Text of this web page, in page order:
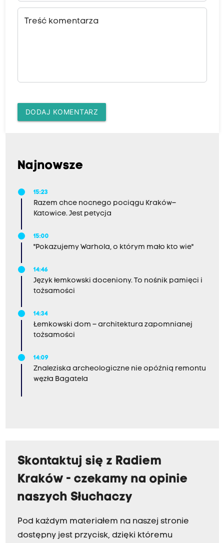
Treść komentarza
DODAJ KOMENTARZ
Najnowsze
15:23
Razem chce nocnego pociągu Kraków–
Katowice. Jest petycja
15:00
"Pokazujemy Warhola, o którym mało kto wie"
14:46
Język łemkowski doceniony. To nośnik pamięci i
tożsamości
14:34
Łemkowski dom – architektura zapomnianej
tożsamości
14:09
Znaleziska archeologiczne nie opóźnią remontu
węzła Bagatela
Skontaktuj się z Radiem
Kraków - czekamy na opinie
naszych Słuchaczy
Pod każdym materiałem na naszej stronie
dostępny jest przycisk, dzięki któremu